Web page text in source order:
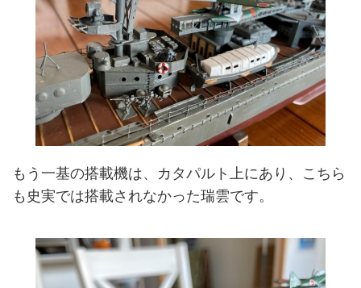
もう一基の搭載機は、カタパルト上にあり、こちら
も史実では搭載されなかった瑞雲です。